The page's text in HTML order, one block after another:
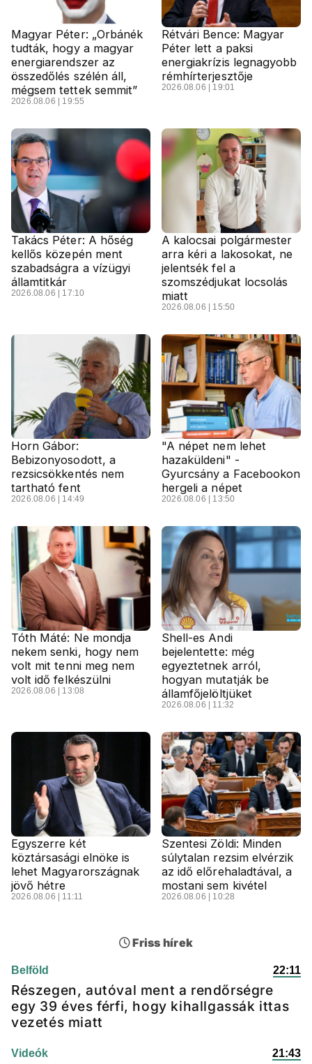
Magyar Péter: „Orbánék
tudták, hogy a magyar
energiarendszer az
összedőlés szélén áll,
mégsem tettek semmit”
2026.08.06 | 19:55
Rétvári Bence: Magyar
Péter lett a paksi
energiakrízis legnagyobb
rémhírterjesztője
2026.08.06 | 19:01
Takács Péter: A hőség
kellős közepén ment
szabadságra a vízügyi
államtitkár
2026.08.06 | 17:10
A kalocsai polgármester
arra kéri a lakosokat, ne
jelentsék fel a
szomszédjukat locsolás
miatt
2026.08.06 | 15:50
Horn Gábor:
Bebizonyosodott, a
rezsicsökkentés nem
tartható fent
2026.08.06 | 14:49
"A népet nem lehet
hazaküldeni" -
Gyurcsány a Facebookon
hergeli a népet
2026.08.06 | 13:50
Tóth Máté: Ne mondja
nekem senki, hogy nem
volt mit tenni meg nem
volt idő felkészülni
2026.08.06 | 13:08
Shell-es Andi
bejelentette: még
egyeztetnek arról,
hogyan mutatják be
államfőjelöltjüket
2026.08.06 | 11:32
Egyszerre két
köztársasági elnöke is
lehet Magyarországnak
jövő hétre
2026.08.06 | 11:11
Szentesi Zöldi: Minden
súlytalan rezsim elvérzik
az idő előrehaladtával, a
mostani sem kivétel
2026.08.06 | 10:28
Friss hírek
Belföld 22:11
Részegen, autóval ment a rendőrségre
egy 39 éves férfi, hogy kihallgassák ittas
vezetés miatt
Videók 21:43